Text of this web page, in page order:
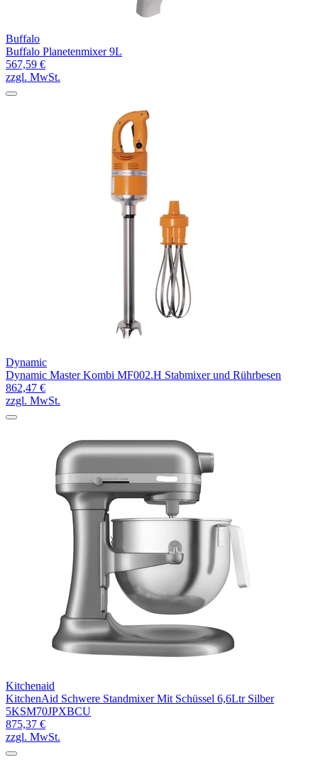
Buffalo
Buffalo Planetenmixer 9L
567,59 €
zzgl. MwSt.
Dynamic
Dynamic Master Kombi MF002.H Stabmixer und Rührbesen
862,47 €
zzgl. MwSt.
Kitchenaid
KitchenAid Schwere Standmixer Mit Schüssel 6,6Ltr Silber
5KSM70JPXBCU
875,37 €
zzgl. MwSt.